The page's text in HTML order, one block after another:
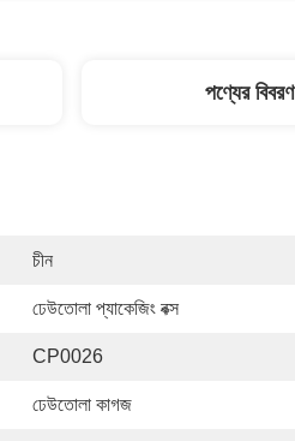
পণ্যের বিবরণ
চীন
ঢেউতোলা প্যাকেজিং বক্স
CP0026
ঢেউতোলা কাগজ